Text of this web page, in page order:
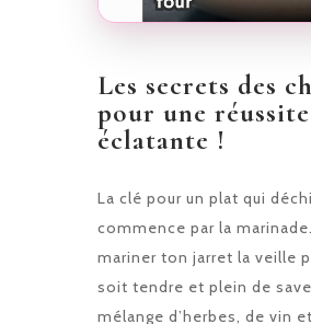
Les secrets des
pour une réussite
éclatante !
La clé pour un plat qui
commence par la
mariner ton jarret la veille
soit tendre et plein de
mélange d’herbes, de vin